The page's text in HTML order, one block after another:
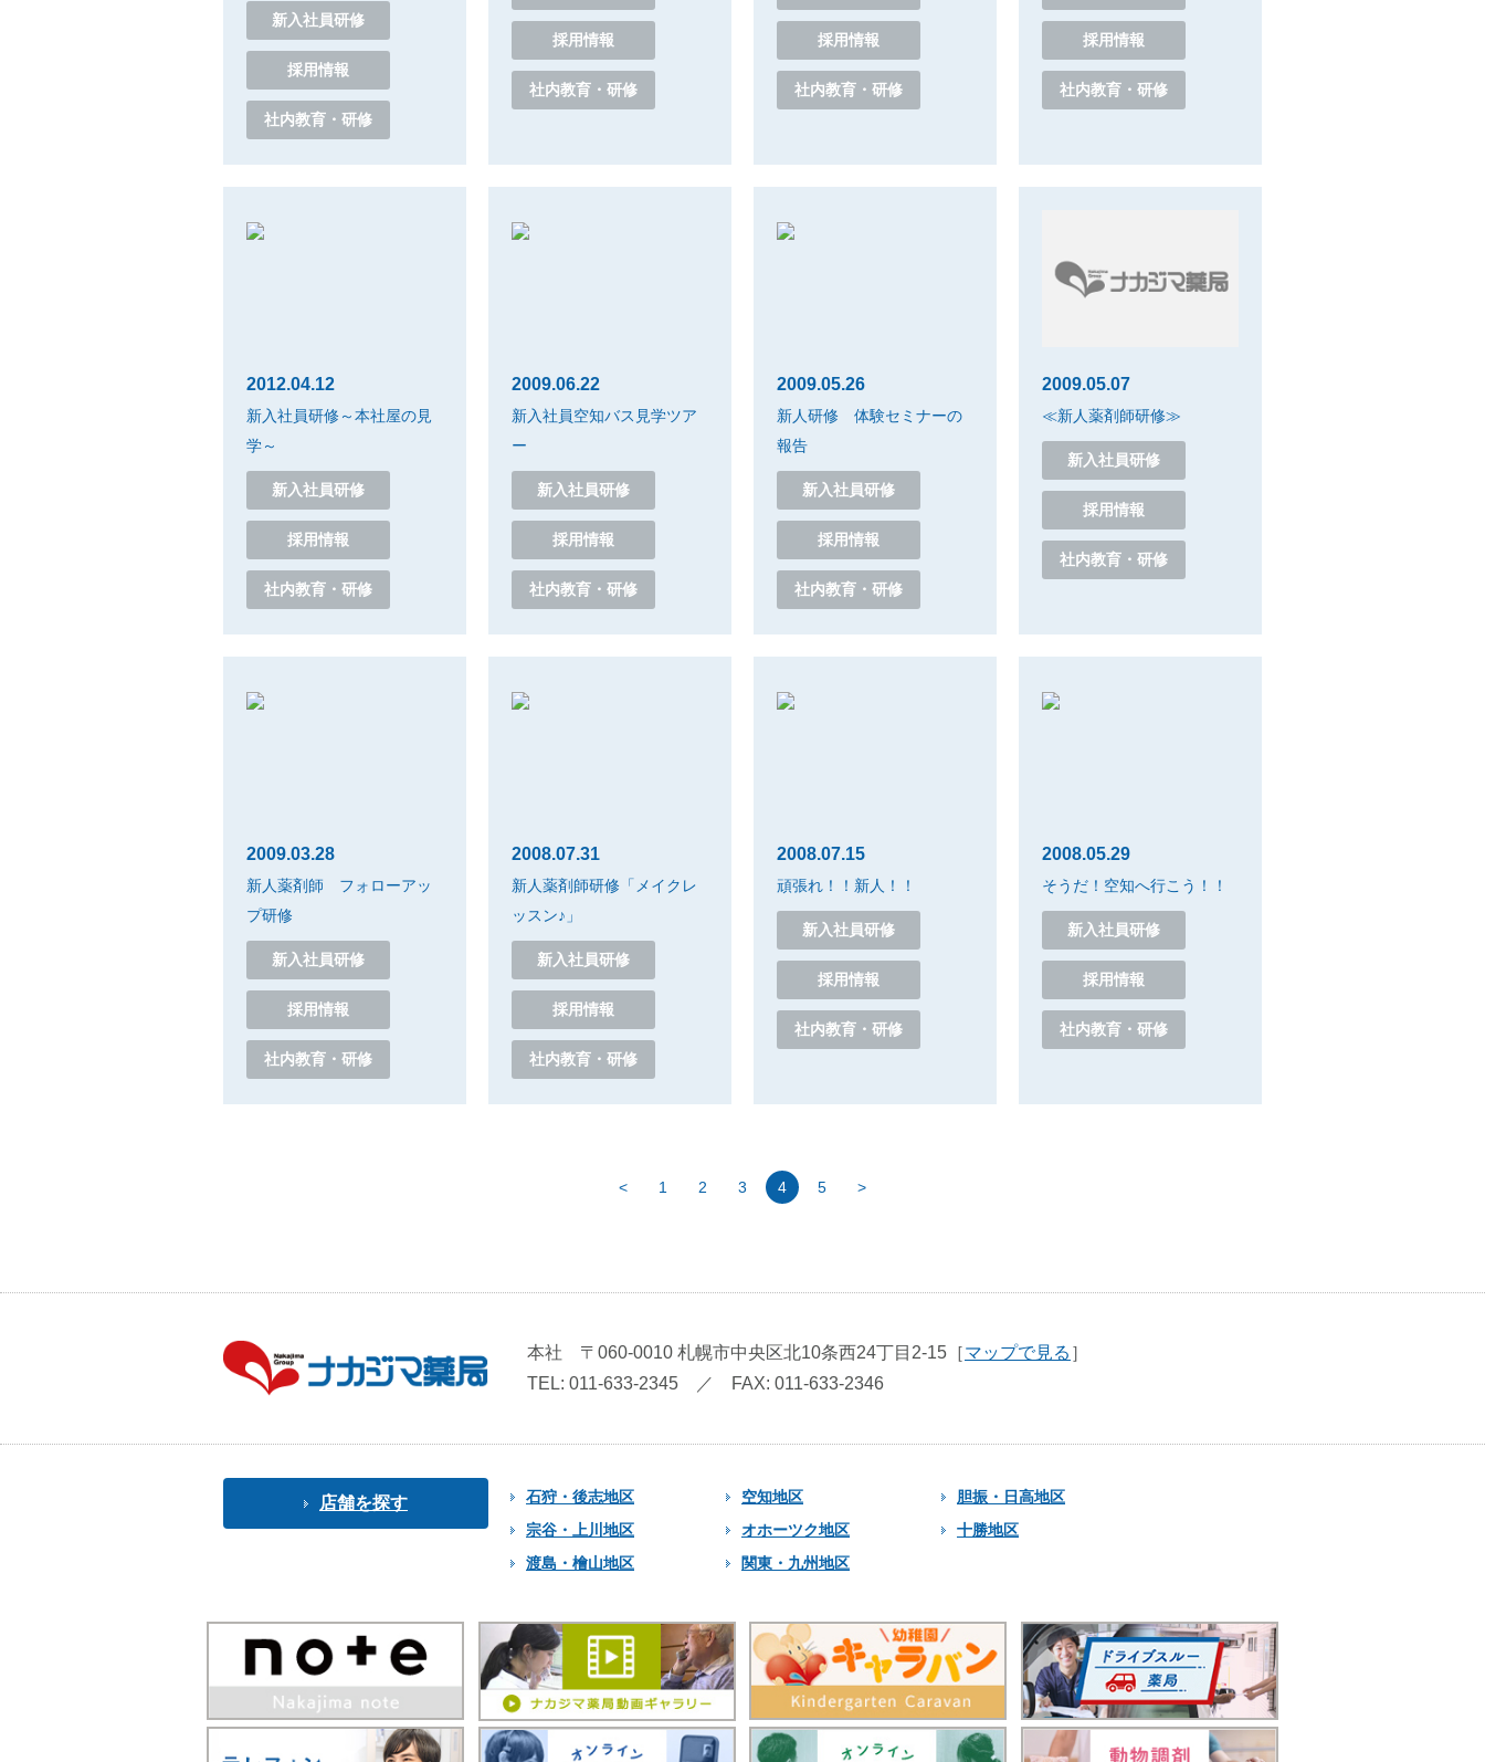
新入社員研修
採用情報
社内教育・研修
採用情報
社内教育・研修
採用情報
社内教育・研修
採用情報
社内教育・研修
2012.04.12
新入社員研修～本社屋の見
学～
新入社員研修
採用情報
社内教育・研修
2009.06.22
新入社員空知バス見学ツア
ー
新入社員研修
採用情報
社内教育・研修
2009.05.26
新人研修 体験セミナーの
報告
新入社員研修
採用情報
社内教育・研修
2009.05.07
≪新人薬剤師研修≫
新入社員研修
採用情報
社内教育・研修
2009.03.28
新人薬剤師 フォローアッ
プ研修
新入社員研修
採用情報
社内教育・研修
2008.07.31
新人薬剤師研修「メイクレ
ッスン♪」
新入社員研修
採用情報
社内教育・研修
2008.07.15
頑張れ！！新人！！
新入社員研修
採用情報
社内教育・研修
2008.05.29
そうだ！空知へ行こう！！
新入社員研修
採用情報
社内教育・研修
< 1 2 3 4 5 >
本社 〒060-0010 札幌市中央区北10条西24丁目2-15 ［マップで見る ］
TEL: 011-633-2345 ／ FAX: 011-633-2346
店舗を探す 石狩・後志地区 空知地区
胆振・日高地区
宗谷・上川地区
オホーツク地区
十勝地区
渡島・檜山地区
関東・九州地区